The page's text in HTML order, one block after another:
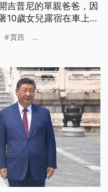
吉普尼的單親爸爸，因
10歲女兒露宿在車上。
，都有像他們這樣，在
賈西 ...